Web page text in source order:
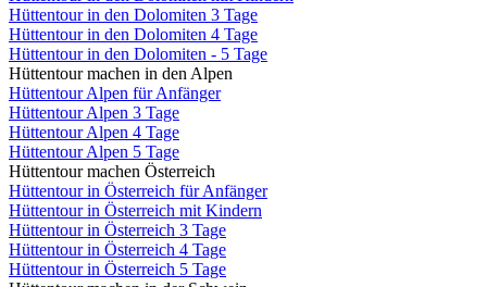
Hüttentour in den Dolomiten 3 Tage
Hüttentour in den Dolomiten 4 Tage
Hüttentour in den Dolomiten - 5 Tage
Hüttentour machen in den Alpen
Hüttentour Alpen für Anfänger
Hüttentour Alpen 3 Tage
Hüttentour Alpen 4 Tage
Hüttentour Alpen 5 Tage
Hüttentour machen Österreich
Hüttentour in Österreich für Anfänger
Hüttentour in Österreich mit Kindern
Hüttentour in Österreich 3 Tage
Hüttentour in Österreich 4 Tage
Hüttentour in Österreich 5 Tage